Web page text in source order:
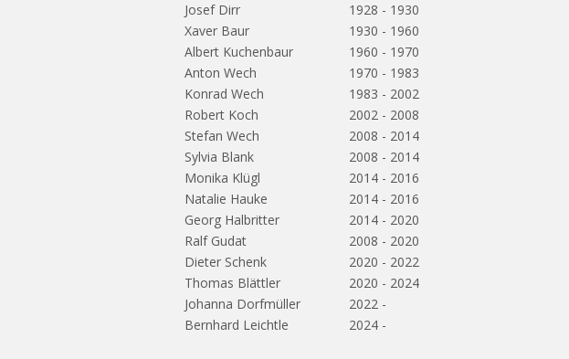
Josef Dirr
1928 - 1930
Xaver Baur
1930 - 1960
Albert Kuchenbaur
1960 - 1970
Anton Wech
1970 - 1983
Konrad Wech
1983 - 2002
Robert Koch
2002 - 2008
Stefan Wech
2008 - 2014
Sylvia Blank
2008 - 2014
Monika Klügl
2014 - 2016
Natalie Hauke
2014 - 2016
Georg Halbritter
2014 - 2020
Ralf Gudat
2008 - 2020
Dieter Schenk
2020 - 2022
Thomas Blättler
2020 - 2024
Johanna Dorfmüller
2022 -
Bernhard Leichtle
2024 -